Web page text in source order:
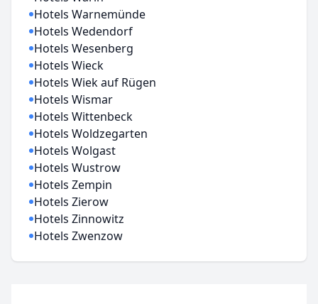
Hotels Warnemünde
Hotels Wedendorf
Hotels Wesenberg
Hotels Wieck
Hotels Wiek auf Rügen
Hotels Wismar
Hotels Wittenbeck
Hotels Woldzegarten
Hotels Wolgast
Hotels Wustrow
Hotels Zempin
Hotels Zierow
Hotels Zinnowitz
Hotels Zwenzow